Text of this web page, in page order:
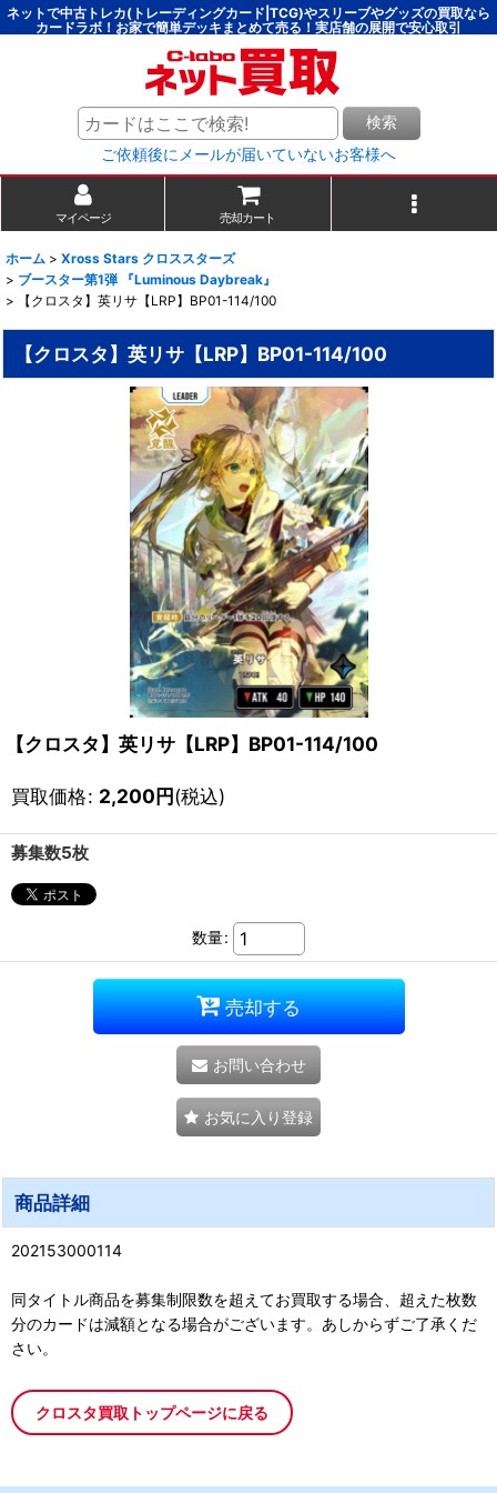
ネットで中古トレカ(トレーディングカード|TCG)やスリーブやグッズの買取なら
カードラボ！お家で簡単デッキまとめて売る！実店舗の展開で安心取引
検索
ご依頼後にメールが届いていないお客様へ
マイページ 売却カート
ホーム > Xross Stars クロススターズ
> ブースター第1弾 『Luminous Daybreak』
>
【クロスタ】英リサ【LRP】BP01-114/100
【クロスタ】英リサ【LRP】BP01-114/100
【クロスタ】英リサ【LRP】BP01-114/100
買取価格: 2,200円(税込)
募集数5枚
数量:
売却する
お問い合わせ
お気に入り登録
商品詳細
202153000114
同タイトル商品を募集制限数を超えてお買取する場合、超えた枚数
分のカードは減額となる場合がございます。あしからずご了承くだ
さい。
クロスタ買取トップページに戻る